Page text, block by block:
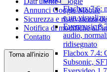
Flacbox 7.6:
e un
Evermusic
audio,
ridisegnato
Flacbox 7.4:
Subsonic,
Annunci Google Mobile
Sicurezza e riservatezza
Notifica di modifiche
Contatto
Torna all'inizio